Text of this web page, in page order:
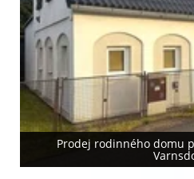
Prodej rodinného domu